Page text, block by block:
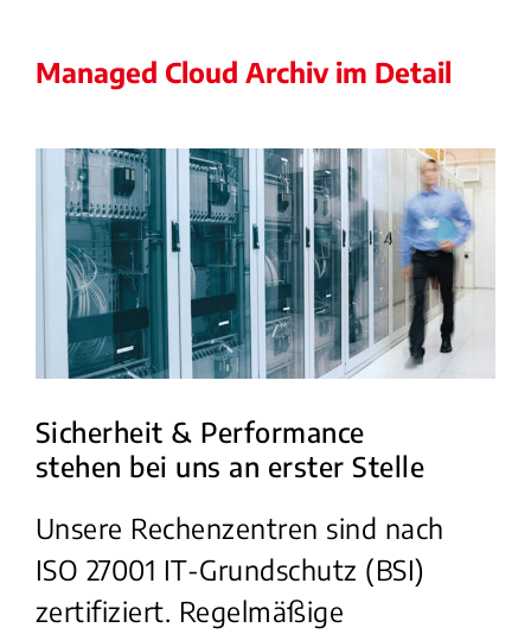
Managed Cloud Archiv im Detail
Sicherheit & Performance
stehen bei uns an erster Stelle
Unsere Rechenzentren sind nach
ISO 27001 IT-Grundschutz (BSI)
zertifiziert. Regelmäßige